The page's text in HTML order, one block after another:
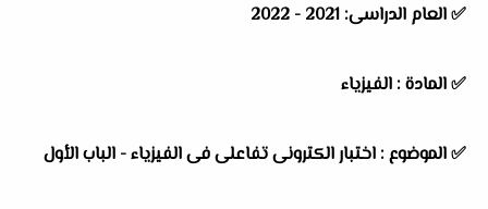
✅العام الدراسى: 2021 - 2022
✅المادة : الفيزياء
✅الموضوع : اختبار الكترونى تفاعلى فى الفيزياء - الباب الأول